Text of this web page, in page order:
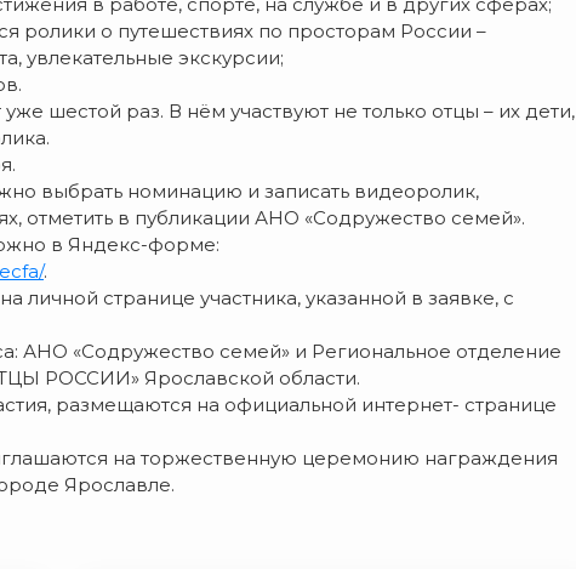
ролики о путешествиях по просторам России –
увлекательные экскурсии;
шестой раз. В нём участвуют не только отцы – их дети,
выбрать номинацию и записать видеоролик,
отметить в публикации АНО «Содружество семей».
в Яндекс-форме:
.
личной странице участника, указанной в заявке, с
АНО «Содружество семей» и Региональное отделение
РОССИИ» Ярославской области.
размещаются на официальной интернет- странице
на торжественную церемонию награждения
Ярославле.